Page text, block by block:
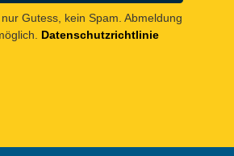
Gutess, kein Spam. Abmeldung
Datenschutzrichtlinie